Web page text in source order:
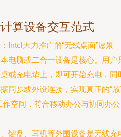
算设备交互范式
：Intel大力推广的“无线桌面”愿景
电脑或二合一设备是核心。用户
或充电垫上，即可开始充电，同
同步或外设连接，实现真正的“
作空间，符合移动办公与协同办
、键盘、耳机等外围设备是无线充